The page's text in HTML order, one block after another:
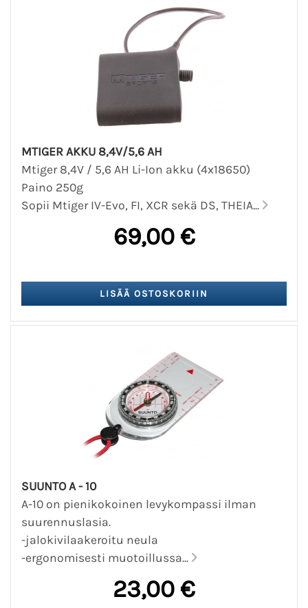
MTIGER AKKU 8,4V/5,6 AH
Mtiger 8,4V / 5,6 AH Li-Ion akku (4x18650)
Paino 250g
Sopii Mtiger IV-Evo, FI, XCR sekä DS, THEIA...
69,00 €
SUUNTO A - 10
A-10 on pienikokoinen levykompassi ilman
suurennuslasia.
-jalokivilaakeroitu neula
-ergonomisesti muotoillussa...
23,00 €